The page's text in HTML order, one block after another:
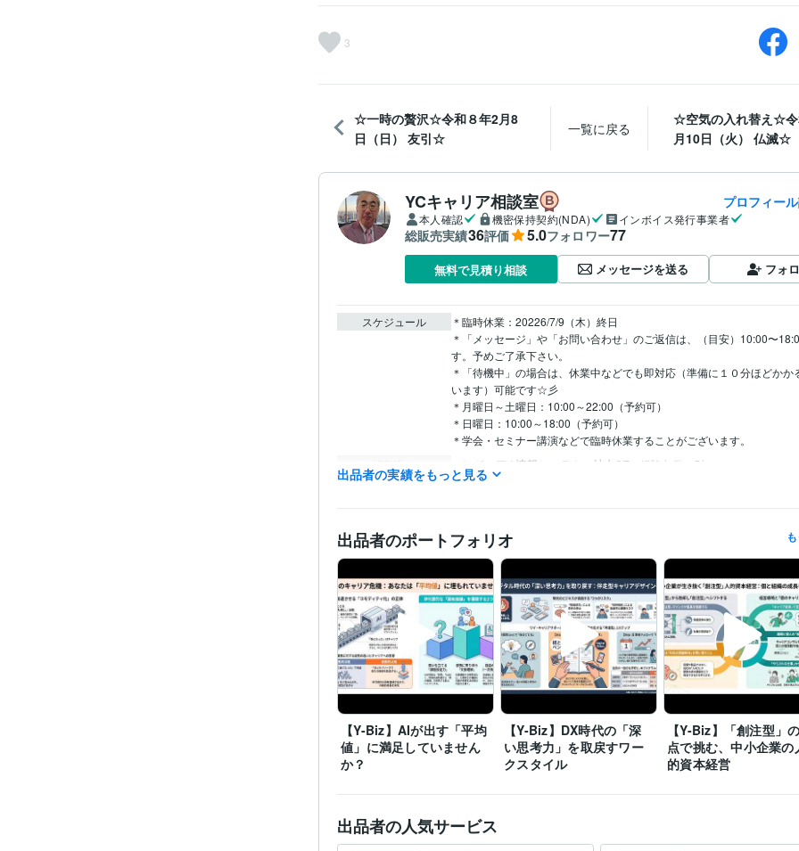
3
☆一時の贅沢☆令和８年2月8
日（日） 友引☆
一覧に戻る
☆空気の入れ替え☆令
月10日（火） 仏滅☆
YCキャリア相談室 プロフィー
本人確認 機密保持契約(NDA) インボイス発行事業者
総販売実績36評価 5.0フォロワー77
無料で見積り相談 メッセージを送る フォ
スケジュール
＊臨時休業：20226/7/9（木）終日
＊「メッセージ」や「お問い合わせ」のご返信は、（目安）10:00〜
す。予めご了承下さい。
＊「待機中」の場合は、休業中などでも即対応（準備に１０分ほどかか
います）可能です☆彡
＊月曜日～土曜日：10:00～22:00（予約可）
＊日曜日：10:00～18:00（予約可）
＊学会・セミナー講演などで臨時休業することがございます。
経験職種 エンジニア / 情報システム・社内SE 経験年数 : 5年
ゲーム / ゲームプロデューサー・ディレクター・プランナー
研究・開発・設計 / 電気・電子制御設計
株式会社ナムコ 1980年6月 ~ 1985年2月
~ 1990年2月 1990年3月 ~ 1991年2月 1991年3月 ~ 2005年2月
2008年2月
株式会社バンダイナムコホールディングス 2008年3月 ~ 2014年2月
ワイ・キャリアサポーターズ 2014年3月 ~ 現在
資格・検定 キャリアコンサルタント 取得年 : 2018年
キャリア・デベロップメント・アドバイザー（CDA） 取得年 :
昇降機検査資格者
プログラミング言
語・フレームワーク
C:5年C++:5年HTML:20年Java:10年JavaScript:10年PHP:5年PL/
SQL:3年
VBA:10年Visual Basic:10年
ティブツール
Numbers:10年
Google Analytics:5年Microsoft Project:4年ChatGPT:2年Bard:1年
出品者の実績をもっと見る
出品者のポートフォリオ
【Y-Biz】AIが出す「平均
値」に満足していません
か？
【Y-Biz】DX時代の「深
い思考力」を取戻すワー
クスタイル
【Y-Biz】「創注型」
点で挑む、中小企業の
的資本経営
出品者の人気サービス